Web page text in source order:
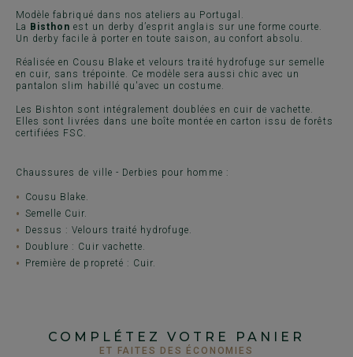
Modèle fabriqué dans nos ateliers au Portugal.
La Bisthon est un derby d’esprit anglais sur une forme courte.
Un derby facile à porter en toute saison, au confort absolu.
Réalisée en Cousu Blake et velours traité hydrofuge sur semelle
en cuir, sans trépointe. Ce modèle sera aussi chic avec un
pantalon slim habillé qu'avec un costume.
Les Bishton sont intégralement doublées en cuir de vachette.
Elles sont livrées dans une boîte montée en carton issu de forêts
certifiées FSC.
Chaussures de ville - Derbies pour homme :
Cousu Blake.
Semelle Cuir.
Dessus : Velours traité hydrofuge.
Doublure : Cuir vachette.
Première de propreté : Cuir.
COMPLÉTEZ VOTRE PANIER
ET FAITES DES ÉCONOMIES